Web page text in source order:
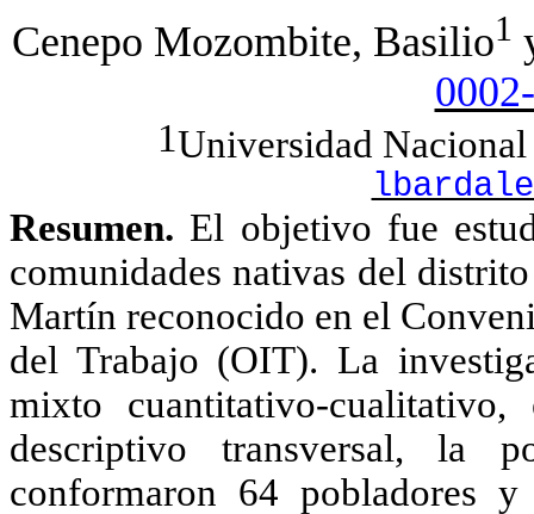
Cenepo Mozombite, Basilio1
1Universidad Nacional
Resumen. El objetivo fue
comunidades nativas del
Martín reconocido en el
del Trabajo (OIT). La
mixto cuantitativo-
descriptivo transversal, la
conformaron 64 pobladores